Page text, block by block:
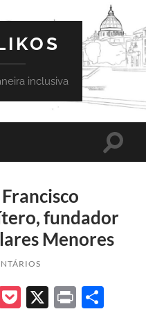
inclusiva
Toggle
fundador
Menores
Pocket
X Print